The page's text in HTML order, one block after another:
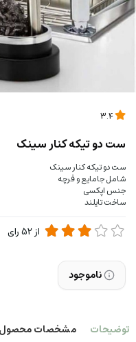
ست دو تیکه کنار سینک
ست دو تیکه کنار سینک
شامل جامایع و فرچه
جنس اپکسی
ساخت تایلند
از52رای
ناموجود
توضیحات مشخصات محصول